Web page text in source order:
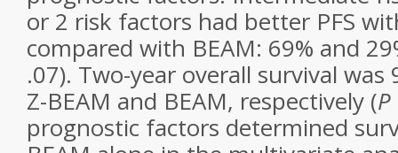
or 2 risk factors had better PFS
compared with BEAM: 69% and
.07). Two-year overall survival was
Z-BEAM and BEAM, respectively (P
prognostic factors determined